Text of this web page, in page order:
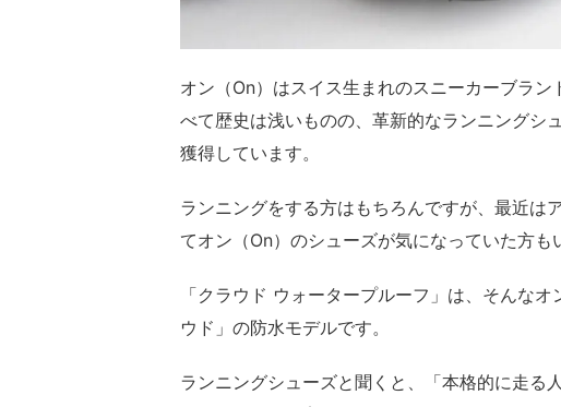
オン（On）はスイス生まれのスニーカーブラ
べて歴史は浅いものの、革新的なランニングシ
獲得しています。
ランニングをする方はもちろんですが、最近は
てオン（On）のシューズが気になっていた方も
「クラウド ウォータープルーフ」は、そんな
ウド」の防水モデルです。
ランニングシューズと聞くと、「本格的に走る